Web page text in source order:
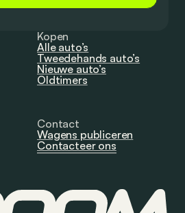
Kopen
Alle auto’s
Tweedehands auto’s
Nieuwe auto’s
Oldtimers
Contact
Wagens publiceren
Contacteer ons